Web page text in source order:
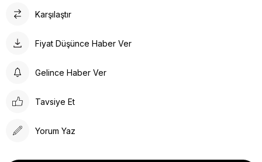
Karşılaştır
Fiyat Düşünce Haber Ver
Gelince Haber Ver
Tavsiye Et
Yorum Yaz